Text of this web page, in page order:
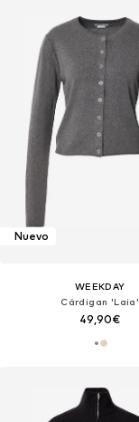
Nuevo
WEEKDAY
Cárdigan 'Laia'
49,90€